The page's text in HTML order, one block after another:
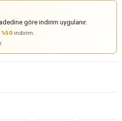
göre indirim uygulanır.
indirim.